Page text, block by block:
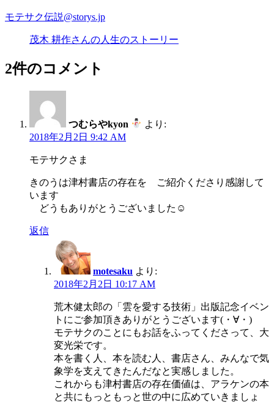
モテサク伝説@storys.jp
茂木 耕作さんの人生のストーリー
2件のコメント
つむらやkyon
より:
2018年2月2日 9:42 AM
モテサクさま
きのうは津村書店の存在を ご紹介くださり感謝して
います
どうもありがとうございました☺
返信
motesaku より:
2018年2月2日 10:17 AM
荒木健太郎の「雲を愛する技術」出版記念イベン
トにご参加頂きありがとうございます(・∀・)
モテサクのことにもお話をふってくださって、大
変光栄です。
本を書く人、本を読む人、書店さん、みんなで気
象学を支えてきたんだなと実感しました。
これからも津村書店の存在価値は、アラケンの本
と共にもっともっと世の中に広めていきましょ